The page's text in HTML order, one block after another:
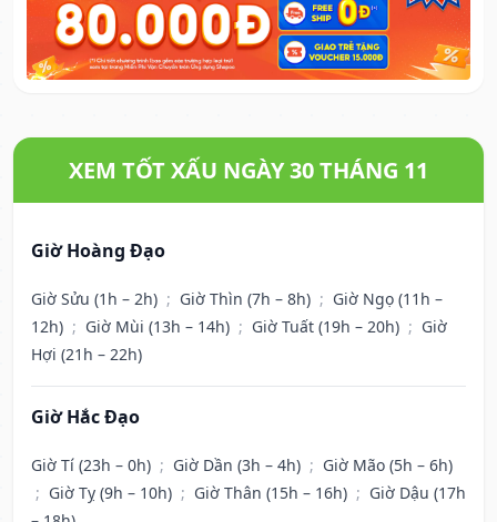
XEM TỐT XẤU NGÀY 30 THÁNG 11
Giờ Hoàng Đạo
Giờ Sửu (1h – 2h) ; Giờ Thìn (7h – 8h) ; Giờ Ngọ (11h –
12h) ; Giờ Mùi (13h – 14h) ; Giờ Tuất (19h – 20h) ; Giờ
Hợi (21h – 22h)
Giờ Hắc Đạo
Giờ Tí (23h – 0h) ; Giờ Dần (3h – 4h) ; Giờ Mão (5h – 6h)
; Giờ Tỵ (9h – 10h) ; Giờ Thân (15h – 16h) ; Giờ Dậu (17h